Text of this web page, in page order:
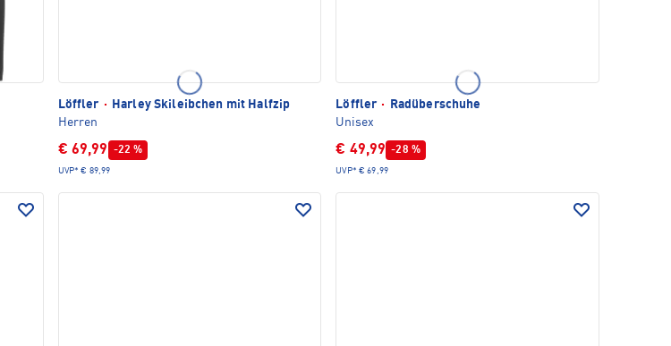
Löffler ·
Harley Skileibchen mit Halfzip
Herren
€ 69,99 -22 %
UVP* € 89,99
Löffler ·
Radüberschuhe
Unisex
€ 49,99 -28 %
UVP* € 69,99